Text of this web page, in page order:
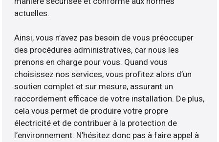
actuelles.
Ainsi, vous n’avez pas besoin de vous préoccuper
des procédures administratives, car nous les
prenons en charge pour vous. Quand vous
choisissez nos services, vous profitez alors d’un
soutien complet et sur mesure, assurant un
raccordement efficace de votre installation. De plus,
cela vous permet de produire votre propre
électricité et de contribuer à la protection de
l’environnement. N’hésitez donc pas à faire appel à